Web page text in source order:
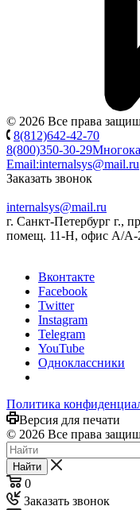
© 2026 Все права
8(812)642-42-70
8(800)350-30-29
Email:internalsys@mail.ru
Заказать звонок
internalsys@mail.ru
г. Санкт-Петербург г.,
помещ. 11-Н, офис А/А-
Вконтакте
Facebook
Twitter
Instagram
Telegram
YouTube
Одноклассники
Политика
Версия для печати
© 2026 Все права
Найти
0
Заказать звонок